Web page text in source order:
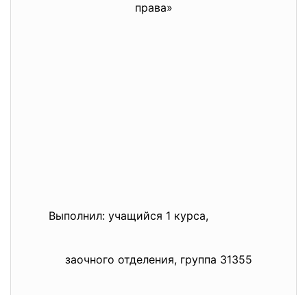
права»
Выполнил: учащийся 1 курса,
заочного отделения, группа 31355